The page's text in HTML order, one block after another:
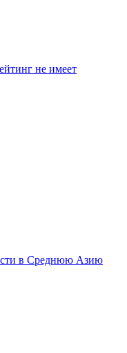
не имеет
в Среднюю Азию